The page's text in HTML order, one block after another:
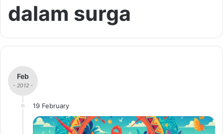
dalam surga
Feb
- 2012 -
19 February